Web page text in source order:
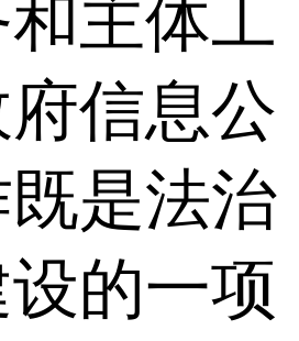
主体工
信息公
是法治
的一项